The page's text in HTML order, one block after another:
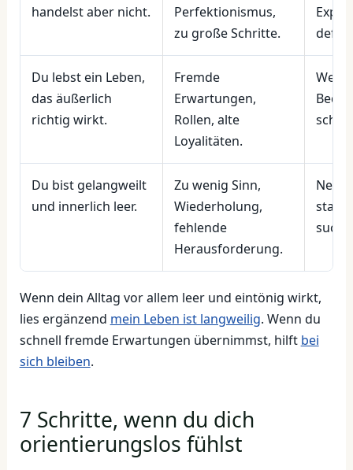
handelst aber nicht.
Perfektionismus,
zu große Schritte.
Du lebst ein Leben,
das äußerlich
richtig wirkt.
Fremde
Erwartungen,
Rollen, alte
Loyalitäten.
Du bist gelangweilt
und innerlich leer.
Zu wenig Sinn,
Wiederholung,
fehlende
Herausforderung.
Neue
statt
Wenn dein Alltag vor allem leer und eintönig wirkt,
lies ergänzend mein Leben ist langweilig. Wenn du
schnell fremde Erwartungen übernimmst, hilft bei
sich bleiben.
7 Schritte, wenn du dich
orientierungslos fühlst